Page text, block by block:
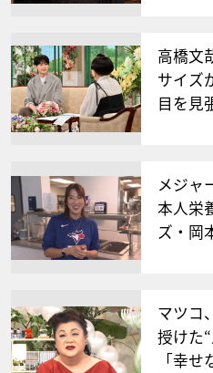
高橋文
サイズ
目を見
メジャ
本人栄
ズ・岡
マツコ
授けた
「幸